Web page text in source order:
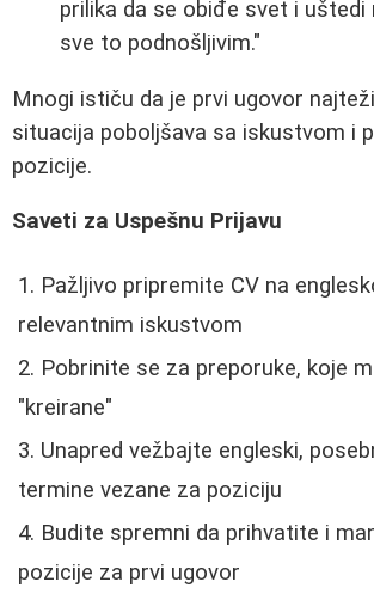
prilika da se obiđe svet i uštedi
sve to podnošljivim."
Mnogi ističu da je prvi ugovor
situacija poboljšava sa iskustvom i
pozicije.
Saveti za Uspešnu Prijavu
Pažljivo pripremite CV na
relevantnim iskustvom
Pobrinite se za preporuke, koje
"kreirane"
Unapred vežbajte engleski,
termine vezane za poziciju
Budite spremni da prihvatite i
pozicije za prvi ugovor